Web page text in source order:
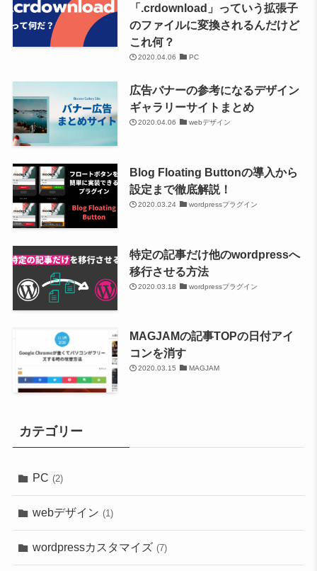
「.crdownload」っていう拡張子
のファイルに変換されるんだけど
これ何？
2020.04.06 PC
広告バナーの参考になるデザイン
ギャラリーサイトまとめ
2020.04.06 webデザイン
Blog Floating Buttonの導入から
設定まで徹底解説！
2020.03.24 wordpressプラグイン
特定の記事だけ他のwordpressへ
移行させる方法
2020.03.18 wordpressプラグイン
MAGJAMの記事TOPの日付アイ
コンを消す
2020.03.15 MAGJAM
カテゴリー
PC (2)
webデザイン (1)
wordpressカスタマイズ (7)